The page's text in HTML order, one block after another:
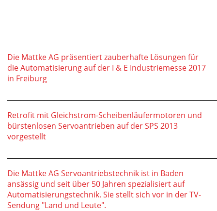
Die Mattke AG präsentiert zauberhafte Lösungen für
die Automatisierung auf der I & E Industriemesse 2017
in Freiburg
Retrofit mit Gleichstrom-Scheibenläufermotoren und
bürstenlosen Servoantrieben auf der SPS 2013
vorgestellt
Die Mattke AG Servoantriebstechnik ist in Baden
ansässig und seit über 50 Jahren spezialisiert auf
Automatisierungstechnik. Sie stellt sich vor in der TV-
Sendung "Land und Leute".